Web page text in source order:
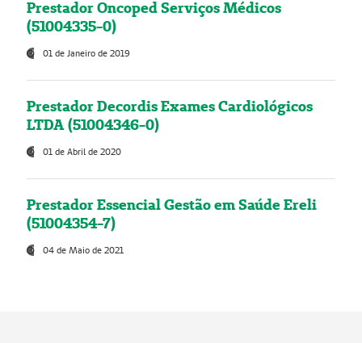
Prestador Oncoped Serviços Médicos
(51004335-0)
01 de Janeiro de 2019
Prestador Decordis Exames Cardiológicos
LTDA (51004346-0)
01 de Abril de 2020
Prestador Essencial Gestão em Saúde Ereli
(51004354-7)
04 de Maio de 2021